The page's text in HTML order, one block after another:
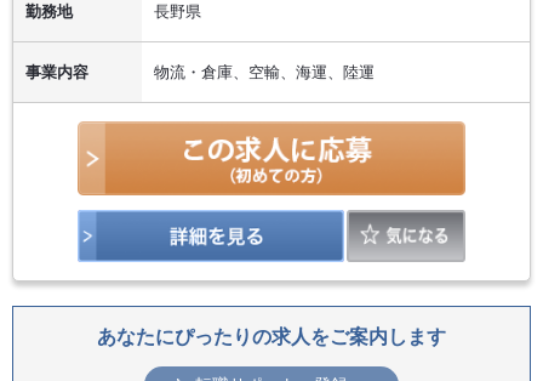
勤務地 長野県
事業内容 物流・倉庫、空輸、海運、陸運
あなたにぴったりの求人をご案内します